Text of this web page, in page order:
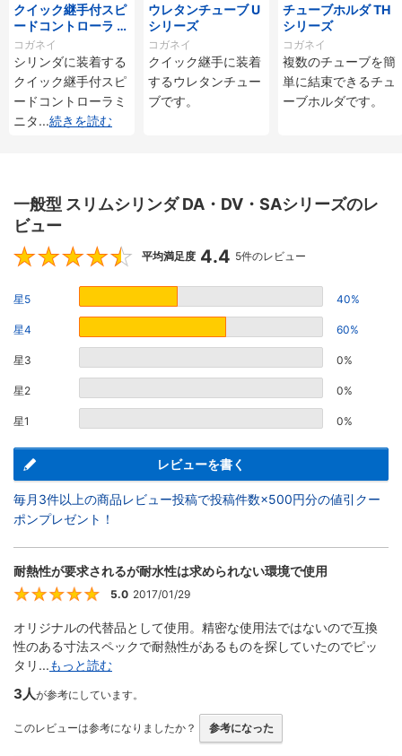
クイック継手付スピ
ードコントローラ ス
タンダードタイプ S
C□-M・SS□-Mシ
リーズ
コガネイ
シリンダに装着する
クイック継手付スピ
ードコントローラミ
ニタ...続きを読む
ウレタンチューブ U
シリーズ
コガネイ
クイック継手に装着
するウレタンチュー
ブです。
チューブホルダ TH
シリーズ
コガネイ
複数のチューブを簡
単に結束できるチュ
ーブホルダです。
一般型 スリムシリンダ DA・DV・SAシリーズのレ
ビュー
4.4
平均満足度 4.4 5件のレビュー
星5 40%
星4 60%
星3 0%
星2 0%
星1 0%
レビューを書く
毎月3件以上の商品レビュー投稿で投稿件数×500円分の値引クー
ポンプレゼント！
耐熱性が要求されるが耐水性は求められない環境で使用
5
5.0 2017/01/29
オリジナルの代替品として使用。精密な使用法ではないので互換
性のある寸法スペックで耐熱性があるものを探していたのでピッ
タリ...もっと読む
3人が参考にしています。
このレビューは参考になりましたか？ 参考になった